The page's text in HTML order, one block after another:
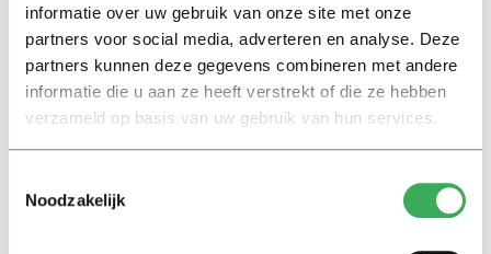
informatie over uw gebruik van onze site met onze
partners voor social media, adverteren en analyse. Deze
partners kunnen deze gegevens combineren met andere
informatie die u aan ze heeft verstrekt of die ze hebben
verzameld op basis van uw gebruik van hun services.
Noodzakelijk
Nieuws
Gebouw Goossens tijdelijk
zonder ingang
18 oktober 2016